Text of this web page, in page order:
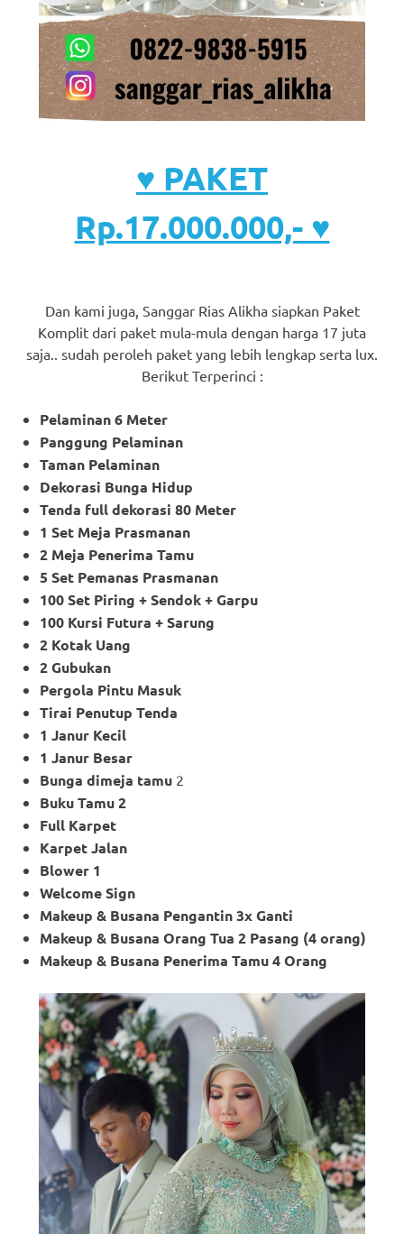
♥ PAKET
Rp.17.000.000,- ♥
Dan kami juga, Sanggar Rias Alikha siapkan Paket
Komplit dari paket mula-mula dengan harga 17 juta
saja.. sudah peroleh paket yang lebih lengkap serta lux.
Berikut Terperinci :
Pelaminan 6 Meter
Panggung Pelaminan
Taman Pelaminan
Dekorasi Bunga Hidup
Tenda full dekorasi 80 Meter
1 Set Meja Prasmanan
2 Meja Penerima Tamu
5 Set Pemanas Prasmanan
100 Set Piring + Sendok + Garpu
100 Kursi Futura + Sarung
2 Kotak Uang
2 Gubukan
Pergola Pintu Masuk
Tirai Penutup Tenda
1 Janur Kecil
1 Janur Besar
Bunga dimeja tamu 2
Buku Tamu 2
Full Karpet
Karpet Jalan
Blower 1
Welcome Sign
Makeup & Busana Pengantin 3x Ganti
Makeup & Busana Orang Tua 2 Pasang (4 orang)
Makeup & Busana Penerima Tamu 4 Orang